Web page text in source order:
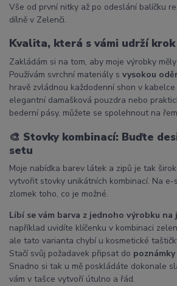
Vše od první nitky až po odeslání balíčku
dílně v Zelenči.
Kvalita, která s vámi udrží krok
Zakládám si na tom, aby moje výrobky
Používám svrchní materiály s vysokou
hravě zvládnou každodenní shon v
elegantní damašková pouzdra nebo
bederní pásy, můžete se spolehnout na
🎨 Stovky kombinací: Buďte
setu
Moje nabídka barev látek a zipů je tak
vytvořit stovky unikátních kombinací. Na e-
zlomek toho, co je možné.
Líbí se vám barva z jednoho výrobku na
například uvidíte klíčenku v kombinaci
ale tato varianta chybí u kosmetické
Stačí svůj požadavek připsat do
Snadno si tak u mě poskládáte dokonale
vám v tašce vytvoří útulno a řád.